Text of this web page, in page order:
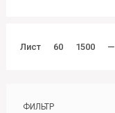
Лист 60 1500 —
ФИЛЬТР